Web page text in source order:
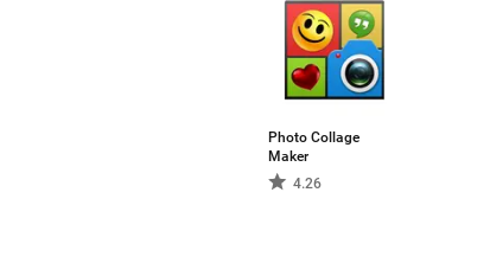
Photo Collage
Maker
4.26